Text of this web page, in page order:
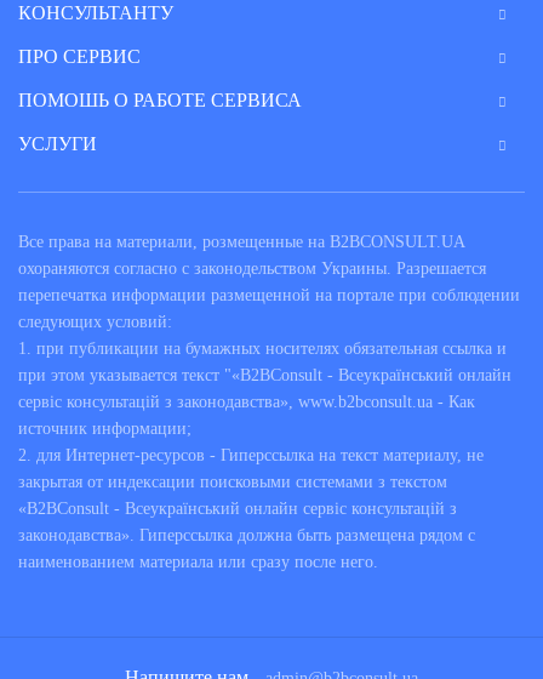
КОНСУЛЬТАНТУ
ПРО СЕРВИС
ПОМОШЬ О РАБОТЕ СЕРВИСА
УСЛУГИ
Все права на материали, розмещенные на B2BCONSULT.UA
охораняются согласно с законодельством Украины. Разрешается
перепечатка информации размещенной на портале при соблюдении
следующих условий:
1. при публикации на бумажных носителях обязательная ссылка и
при этом указывается текст "«B2BConsult - Всеукраїнський онлайн
сервіс консультацій з законодавства», www.b2bconsult.ua - Как
источник информации;
2. для Интернет-ресурсов - Гиперссылка на текст материалу, не
закрытая от индексации поисковыми системами з текстом
«B2BConsult - Всеукраїнський онлайн сервіс консультацій з
законодавства». Гиперссылка должна быть размещена рядом с
наименованием материала или сразу после него.